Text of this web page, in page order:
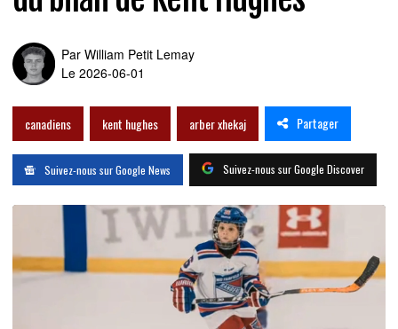
Par William Petit Lemay
Le 2026-06-01
canadiens kent hughes arber xhekaj Partager
Suivez-nous sur Google News Suivez-nous sur Google Discover